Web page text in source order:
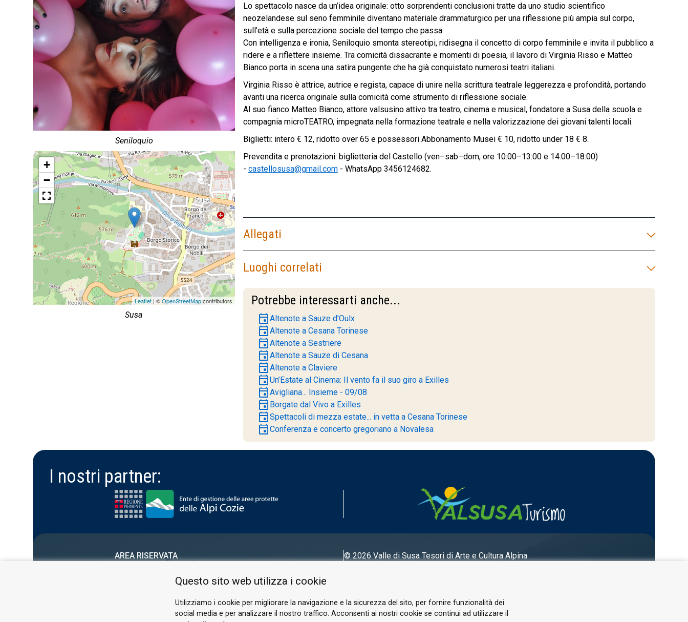
Seniloquio
+
−
Leaflet| ©OpenStreetMapcontributors
Susa
Lo spettacolo nasce da un’idea originale: otto sorprendenti conclusioni tratte da uno studio scientifico
neozelandese sul seno femminile diventano materiale drammaturgico per una riflessione più ampia sul corpo,
sull’età e sulla percezione sociale del tempo che passa.
Con intelligenza e ironia, Seniloquio smonta stereotipi, ridisegna il concetto di corpo femminile e invita il pubblico a
ridere e a riflettere insieme. Tra comicità dissacrante e momenti di poesia, il lavoro di Virginia Risso e Matteo
Bianco porta in scena una satira pungente che ha già conquistato numerosi teatri italiani.
Virginia Risso è attrice, autrice e regista, capace di unire nella scrittura teatrale leggerezza e profondità, portando
avanti una ricerca originale sulla comicità come strumento di riflessione sociale.
Al suo fianco Matteo Bianco, attore valsusino attivo tra teatro, cinema e musical, fondatore a Susa della scuola e
compagnia microTEATRO, impegnata nella formazione teatrale e nella valorizzazione dei giovani talenti locali.
Biglietti: intero € 12, ridotto over 65 e possessori Abbonamento Musei € 10, ridotto under 18 € 8.
Prevendita e prenotazioni: biglietteria del Castello (ven–sab–dom, ore 10:00–13:00 e 14:00–18:00)
- castellosusa@gmail.com- WhatsApp 3456124682.
Allegati
Luoghi correlati
Potrebbe interessarti anche...
eventAltenote a Sauze d'Oulx
eventAltenote a Cesana Torinese
eventAltenote a Sestriere
eventAltenote a Sauze di Cesana
eventAltenote a Claviere
eventUn’Estate al Cinema: Il vento fa il suo giro a Exilles
eventAvigliana... Insieme - 09/08
event Borgate dal Vivo a Exilles
eventSpettacoli di mezza estate... in vetta a Cesana Torinese
eventConferenza e concerto gregoriano a Novalesa
I nostri partner:
AREA RISERVATA
© 2026 Valle di SusaTesori di Arte e Cultura Alpina
Questo sito web utilizza i cookie
Utilizziamo i cookie per migliorare la navigazione e la sicurezza del sito, per fornire funzionalità dei
social media e per analizzare il nostro traffico. Acconsenti ai nostri cookie se continui ad utilizzare il